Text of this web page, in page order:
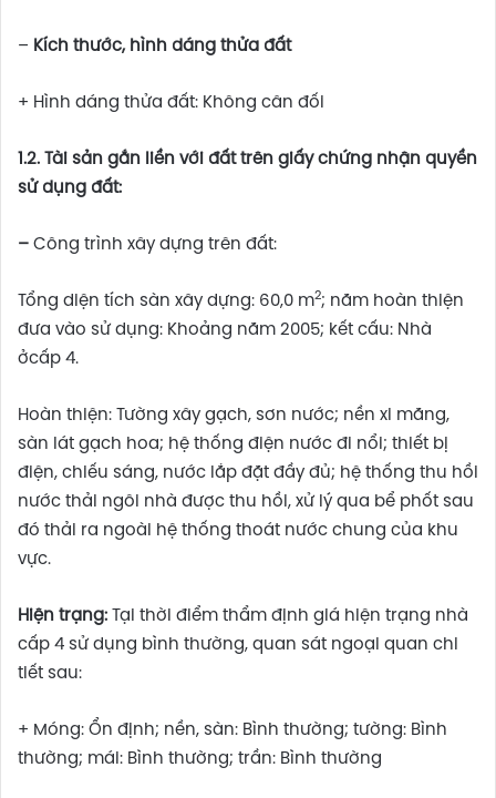
– Kích thước, hình dáng thửa đất
+ Hình dáng thửa đất: Không cân đối
1.2. Tài sản gắn liền với đất trên giấy chứng nhận quyền
sử dụng đất:
– Công trình xây dựng trên đất:
Tổng diện tích sàn xây dựng: 60,0 m2; năm hoàn thiện
đưa vào sử dụng: Khoảng năm 2005; kết cấu: Nhà
ởcấp 4.
Hoàn thiện: Tường xây gạch, sơn nước; nền xi măng,
sàn lát gạch hoa; hệ thống điện nước đi nổi; thiết bị
điện, chiếu sáng, nước lắp đặt đầy đủ; hệ thống thu hồi
nước thải ngôi nhà được thu hồi, xử lý qua bể phốt sau
đó thải ra ngoài hệ thống thoát nước chung của khu
vực.
Hiện trạng: Tại thời điểm thẩm định giá hiện trạng nhà
cấp 4 sử dụng bình thường, quan sát ngoại quan chi
tiết sau:
+ Móng: Ổn định; nền, sàn: Bình thường; tường: Bình
thường; mái: Bình thường; trần: Bình thường